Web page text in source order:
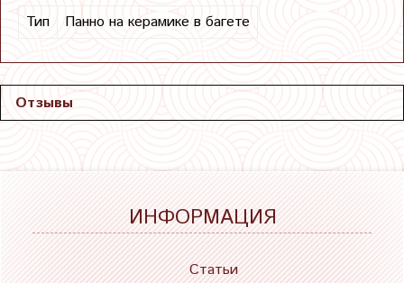
Тип Панно на керамике в багете
Отзывы
ИНФОРМАЦИЯ
Статьи